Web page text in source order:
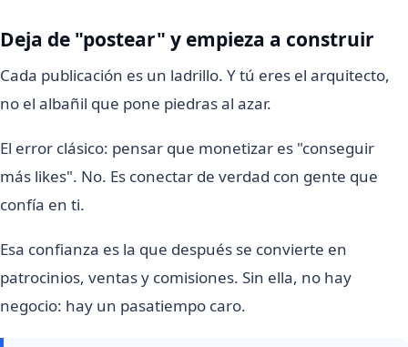
Deja de "postear" y empieza a construir
Cada publicación es un ladrillo. Y tú eres el arquitecto,
no el albañil que pone piedras al azar.
El error clásico: pensar que monetizar es "conseguir
más likes". No. Es conectar de verdad con gente que
confía en ti.
Esa confianza es la que después se convierte en
patrocinios, ventas y comisiones. Sin ella, no hay
negocio: hay un pasatiempo caro.